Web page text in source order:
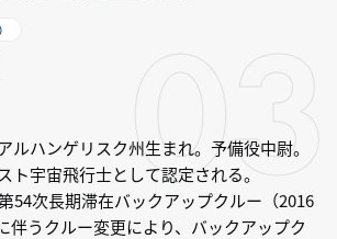
ルハンゲリスク州生まれ。予備役中尉。
ト宇宙飛行士として認定される。
54次長期滞在バックアップクルー（2016
伴うクルー変更により、バックアップク
03